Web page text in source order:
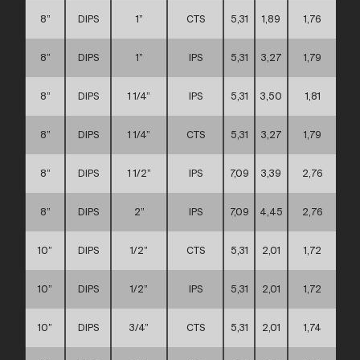
8” DIPS 1” CTS 5,31 1,89 1,76
8” DIPS 1” IPS 5,31 3,27 1,79
8” DIPS 1 1/4” IPS 5,31 3,50 1,81
8” DIPS 1 1/4” CTS 5,31 3,27 1,79
8” DIPS 1 1/2” IPS 7,09 3,39 2,76
8” DIPS 2” IPS 7,09 4,45 2,76
10” DIPS 1/2” CTS 5,31 2,01 1,72
10” DIPS 1/2” IPS 5,31 2,01 1,72
10” DIPS 3/4” CTS 5,31 2,01 1,74